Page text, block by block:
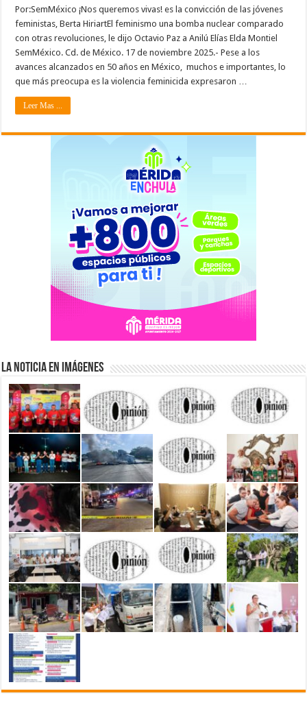
Por:SemMéxico ¡Nos queremos vivas! es la convicción de las jóvenes
feministas, Berta HiriartEl feminismo una bomba nuclear comparado
con otras revoluciones, le dijo Octavio Paz a Anilú Elías Elda Montiel
SemMéxico. Cd. de México. 17 de noviembre 2025.- Pese a los
avances alcanzados en 50 años en México, muchos e importantes, lo
que más preocupa es la violencia feminicida expresaron …
Leer Mas ...
La Noticia en Imágenes